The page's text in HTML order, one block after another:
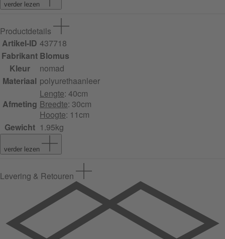
verder lezen
Productdetails
Artikel-ID 437718
Fabrikant Blomus
Kleur
nomad
Materiaal polyurethaanleer
Afmeting
Lengte: 40cm
Breedte: 30cm
Hoogte: 11cm
Gewicht 1.95kg
verder lezen
Levering & Retouren